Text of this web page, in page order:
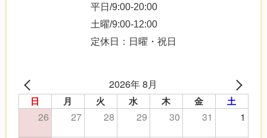
平日/9:00-20:00
土曜/9:00-12:00
定休日：日曜・祝日
2026年 8月
日 月 火 水 木 金 土
26 27 28 29 30 31
1